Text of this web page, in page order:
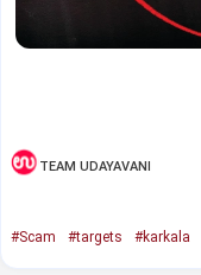
TEAM UDAYAVANI
#Scam #targets #karkala